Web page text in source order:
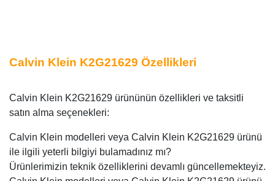
Calvin Klein K2G21629 Özellikleri
Calvin Klein K2G21629 ürününün özellikleri ve taksitli
satın alma seçenekleri:
Calvin Klein modelleri veya Calvin Klein K2G21629 ürünü
ile ilgili yeterli bilgiyi bulamadınız mı?
Ürünlerimizin teknik özelliklerini devamlı güncellemekteyiz.